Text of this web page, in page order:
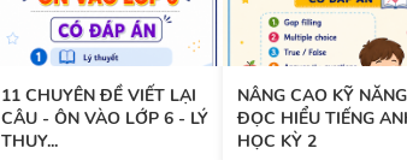
BẢNG WORD FORM THEO TỪNG
UNIT - TIẾNG ANH 10 - GLOBAL
SUCCESS - HỌC KỲ 1 - CÓ ĐÁP ÁN
11 CHUYÊN ĐỀ VIẾT LẠI
CÂU - ÔN VÀO LỚP 6 - LÝ
THUY...
NÂNG CAO KỸ NĂNG
ĐỌC HIỂU TIẾNG
HỌC KỲ 2